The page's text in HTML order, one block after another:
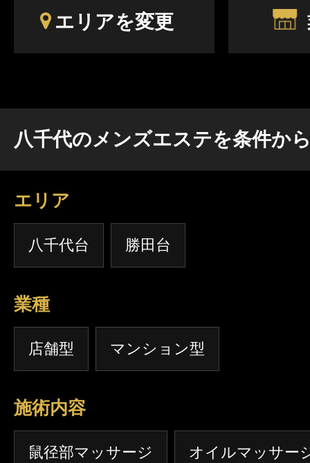
ルコンボマッサージ75分＋シェービング＋VIO脱毛 マッサ
ニュー 🟢フェザーアロマのオイル増量コース
ス・リンパマッサージ120分 🟢デトックスリン
リリとしたフェイスラインに。 💛お得な割引クーポンについて💛
ススメします。 💛皆様にひとこと💛 やわらかく小さな手のひら
し お身体をやわらげてください♪ 💛セラピストについて💛 【得意
リフレクソロジー 中国式足底療法 耳つぼ療法
• • • ✤ • • • · · 様々なメニューをご用意しております。 ホームペー
エリアを変更
八千代のメンズエステを条件か
エリア
八千代台 勝田台
業種
店舗型 マンション型
施術内容
鼠径部マッサージ オイルマッサー